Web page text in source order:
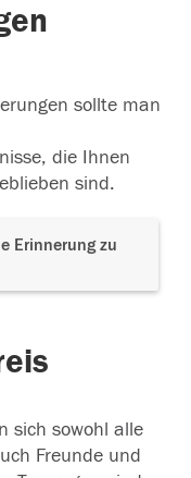
sollte man
die Ihnen
sind.
Erinnerung zu
sich sowohl alle
Freunde und